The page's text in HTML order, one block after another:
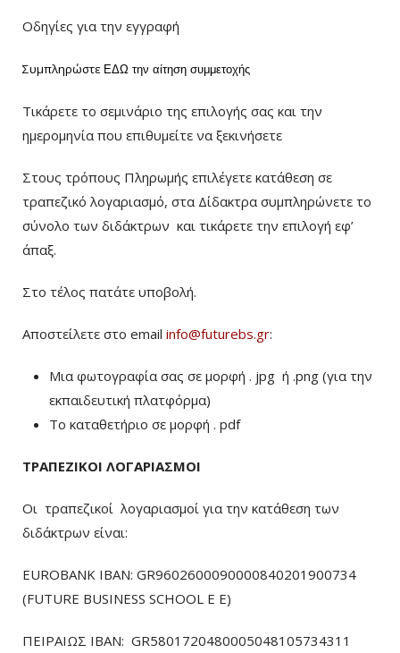
Οδηγίες για την εγγραφή
Συμπληρώστε ΕΔΩ την αίτηση συμμετοχής
Τικάρετε το σεμινάριο της επιλογής σας και την
ημερομηνία που επιθυμείτε να ξεκινήσετε
Στους τρόπους Πληρωμής επιλέγετε κατάθεση σε
τραπεζικό λογαριασμό, στα Δίδακτρα συμπληρώνετε το
σύνολο των διδάκτρων και τικάρετε την επιλογή εφ’
άπαξ.
Στο τέλος πατάτε υποβολή.
Αποστείλετε στο email info@futurebs.gr:
Μια φωτογραφία σας σε μορφή . jpg ή .png (για την
εκπαιδευτική πλατφόρμα)
To καταθετήριο σε μορφή . pdf
ΤΡΑΠΕΖΙΚΟΙ ΛΟΓΑΡΙΑΣΜΟΙ
Οι τραπεζικοί λογαριασμοί για την κατάθεση των
διδάκτρων είναι:
EUROBANK IBAN: GR9602600090000840201900734
(FUTURE BUSINESS SCHOOL E E)
ΠΕΙΡΑΙΩΣ ΙΒΑΝ: GR5801720480005048105734311